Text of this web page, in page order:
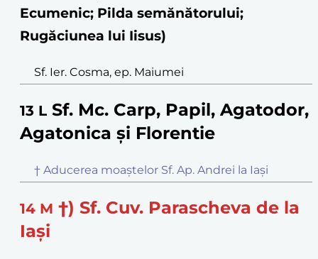
Ecumenic; Pilda semănătorului;
Rugăciunea lui Iisus)
Sf. Ier. Cosma, ep. Maiumei
13 L Sf. Mc. Carp, Papil, Agatodor,
Agatonica și Florentie
† Aducerea moaștelor Sf. Ap. Andrei la Iași
14 M †) Sf. Cuv. Parascheva de la
Iași